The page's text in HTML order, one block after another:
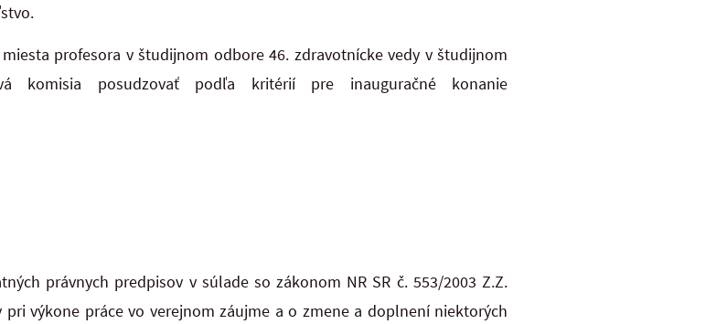
profesora v študijnom odbore 46. zdravotnícke vedy v študijnom
komisia posudzovať podľa kritérií pre inauguračné konanie
právnych predpisov v súlade so zákonom NR SR č. 553/2003 Z.Z.
výkone práce vo verejnom záujme a o zmene a doplnení niektorých